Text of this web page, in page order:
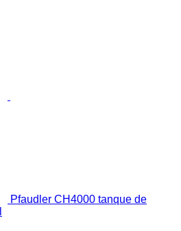
Pfaudler CH4000 tanque de